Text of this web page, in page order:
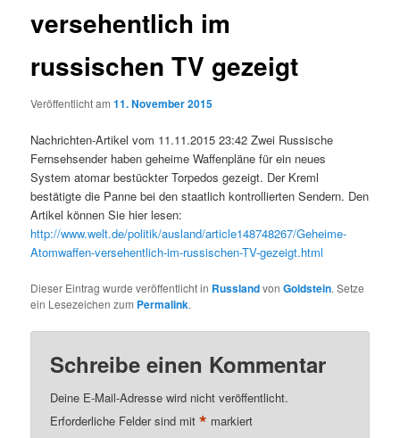
versehentlich im
russischen TV gezeigt
Veröffentlicht am11. November 2015
Nachrichten-Artikel vom 11.11.2015 23:42 Zwei Russische
Fernsehsender haben geheime Waffenpläne für ein neues
System atomar bestückter Torpedos gezeigt. Der Kreml
bestätigte die Panne bei den staatlich kontrollierten Sendern. Den
Artikel können Sie hier lesen:
http://www.welt.de/politik/ausland/article148748267/Geheime-
Atomwaffen-versehentlich-im-russischen-TV-gezeigt.html
Dieser Eintrag wurde veröffentlicht in RusslandvonGoldstein. Setze
ein Lesezeichen zum Permalink.
Schreibe einen Kommentar
Deine E-Mail-Adresse wird nicht veröffentlicht.
Erforderliche Felder sind mit* markiert